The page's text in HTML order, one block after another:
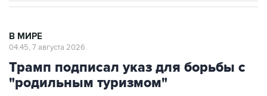
В МИРЕ
04:45, 7 августа 2026
Трамп подписал указ для борьбы с
"родильным туризмом"